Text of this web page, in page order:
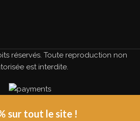
réservés. Toute reproduction non
est interdite.
sur tout le site !